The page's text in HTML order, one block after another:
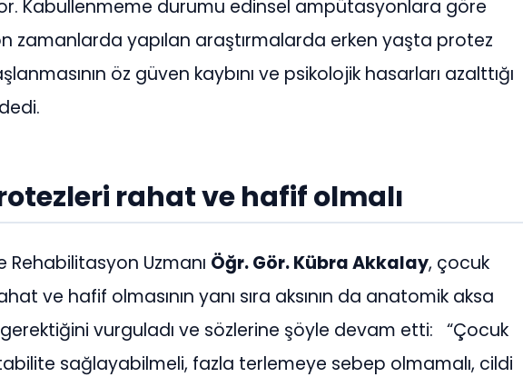
Kabullenmeme durumu edinsel ampütasyonlara göre
zamanlarda yapılan araştırmalarda erken yaşta protez
öz güven kaybını ve psikolojik hasarları azalttığı
rahat ve hafif olmalı
Rehabilitasyon Uzmanı Öğr. Gör. Kübra Akkalay, çocuk
ve hafif olmasının yanı sıra aksının da anatomik aksa
vurguladı ve sözlerine şöyle devam etti: “Çocuk
sağlayabilmeli, fazla terlemeye sebep olmamalı, cildi